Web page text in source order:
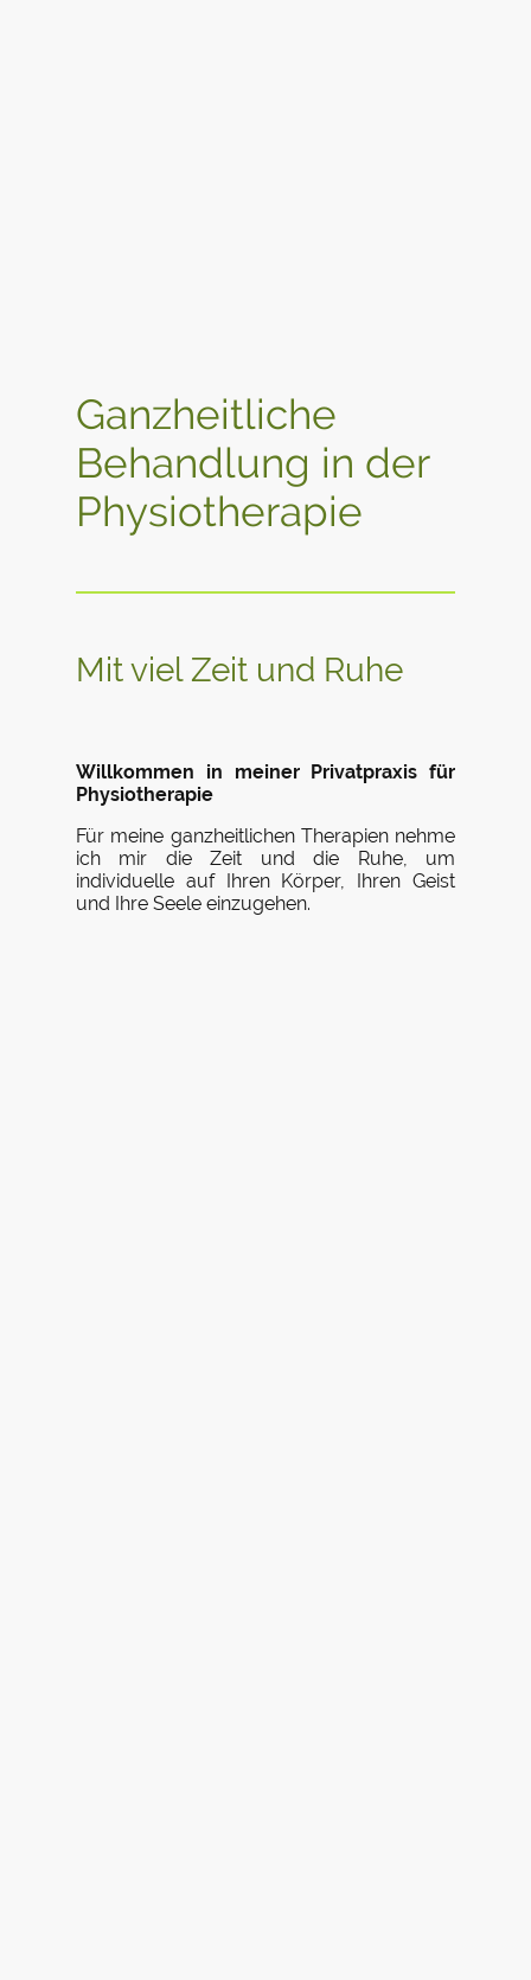
Ganzheitliche
Behandlung in der
Physiotherapie
Mit viel Zeit und Ruhe
Willkommen in meiner Privatpraxis für
Physiotherapie
Für meine ganzheitlichen Therapien nehme
ich mir die Zeit und die Ruhe, um
individuelle auf Ihren Körper, Ihren Geist
und Ihre Seele einzugehen.